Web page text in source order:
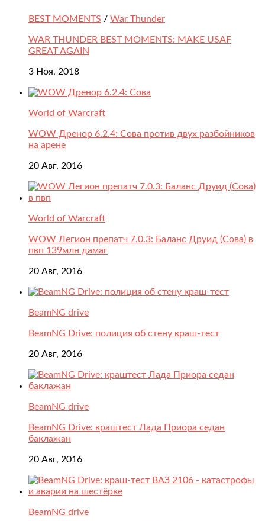
BEST MOMENTS / War Thunder
WAR THUNDER BEST MOMENTS: MAKE USAF
GREAT AGAIN
3 Ноя, 2018
World of Warcraft
WOW Дренор 6.2.4: Сова против двух разбойников
на арене
20 Авг, 2016
World of Warcraft
WOW Легион препатч 7.0.3: Баланс Друид (Сова) в
пвп 139млн дамаг
20 Авг, 2016
BeamNG drive
BeamNG Drive: полиция об стену краш-тест
20 Авг, 2016
BeamNG drive
BeamNG Drive: краштест Лада Приора седан
баклажан
20 Авг, 2016
BeamNG drive